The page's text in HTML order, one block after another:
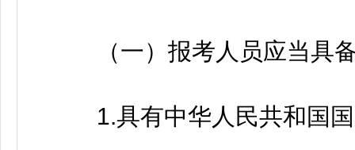
（一）报考人员应当具
1.具有中华人民共和国国